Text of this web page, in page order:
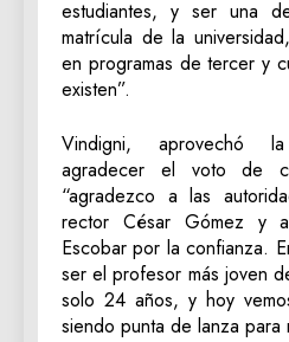
estudiantes, y ser una
matrícula de la
en programas de tercer y
existen”.
​Vindigni, aprovechó
agradecer el voto de
“agradezco a las
rector César Gómez y
Escobar por la confianza.
ser el profesor más joven
solo 24 años, y hoy
siendo punta de lanza para